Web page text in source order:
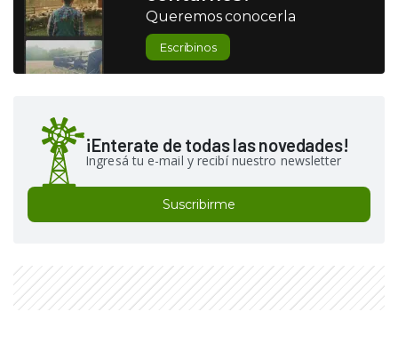
Queremos conocerla
Escribinos
¡Enterate de todas las novedades!
Ingresá tu e-mail y recibí nuestro newsletter
Suscribirme